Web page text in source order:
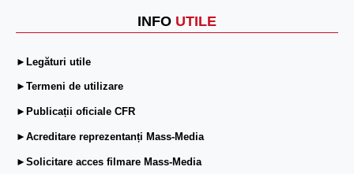
INFO UTILE
►Legături utile
►Termeni de utilizare
►Publicații oficiale CFR
►Acreditare reprezentanți Mass-Media
►Solicitare acces filmare Mass-Media